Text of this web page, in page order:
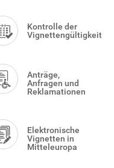
Kontrolle der
Vignettengültigkeit
Anträge,
Anfragen und
Reklamationen
Elektronische
Vignetten in
Mitteleuropa